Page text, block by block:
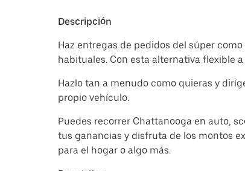
Descripción
Haz entregas de pedidos del súper
habituales. Con esta alternativa flexible
Hazlo tan a menudo como quieras y
propio vehículo.
Puedes recorrer Chattanooga en auto,
tus ganancias y disfruta de los montos
para el hogar o algo más.